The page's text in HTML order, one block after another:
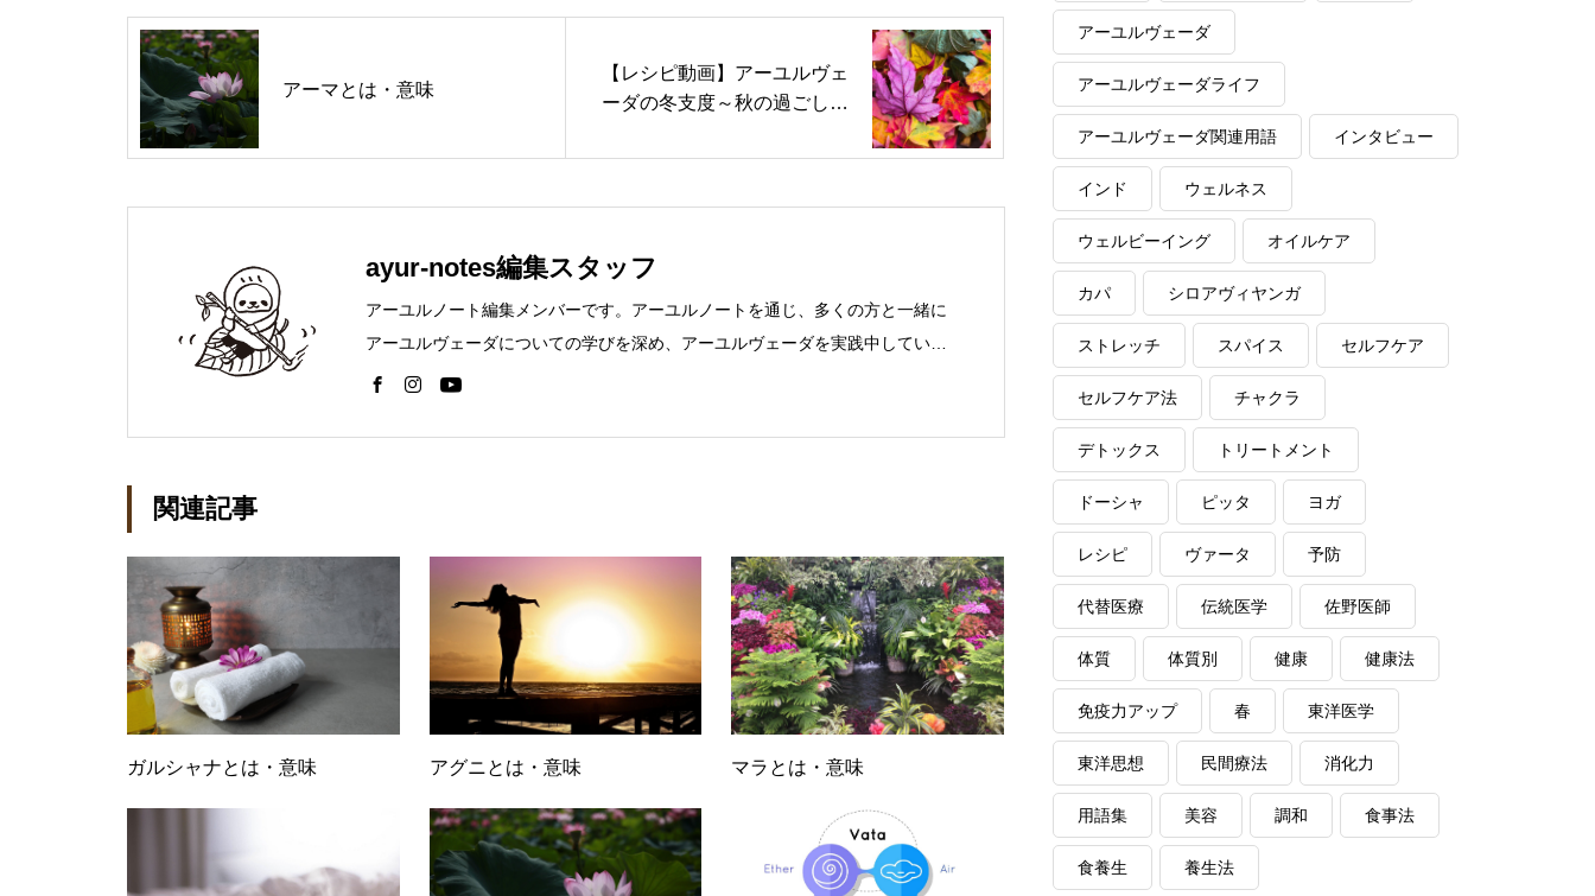
アーマとは・意味
【レシピ動画】アーユルヴェ
ーダの冬支度～秋の過ごし方
ayur-notes編集スタッフ
アーユルノート編集メンバーです。アーユルノートを通じ、多くの方と一緒に
アーユルヴェーダについての学びを深め、アーユルヴェーダを実践中していま
す。メンバーは、アロマやメディカルハーブに造詣が深く、アロマ・ハーブに
単にできることを紹介します。
関連記事
ガルシャナとは・意味 アグニとは・意味 マラとは・意味
アーユルヴェーダ
アーユルヴェーダライフ
アーユルヴェーダ関連用語 インタビュー
インド ウェルネス
ウェルビーイング オイルケア
カパ シロアヴィヤンガ
ストレッチ スパイス セルフケア
セルフケア法 チャクラ
デトックス トリートメント
ドーシャ ピッタ ヨガ
レシピ ヴァータ 予防
代替医療 伝統医学 佐野医師
体質 体質別 健康 健康法
免疫力アップ 春 東洋医学
東洋思想 民間療法 消化力
用語集 美容 調和 食事法
食養生 養生法